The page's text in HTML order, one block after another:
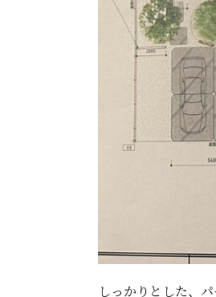
しっかりとした、